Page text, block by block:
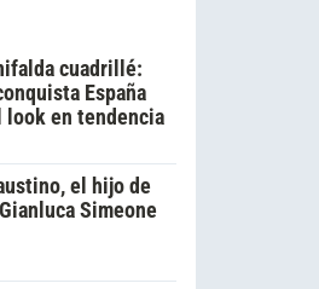
cuadrillé:
España
look en tendencia
el hijo de
Simeone